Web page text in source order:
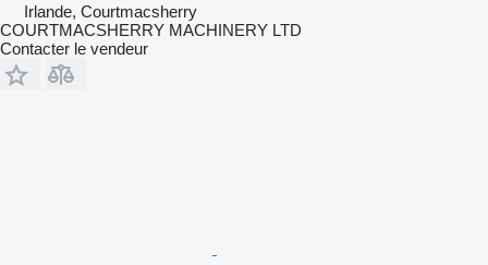
Irlande, Courtmacsherry
COURTMACSHERRY MACHINERY LTD
Contacter le vendeur